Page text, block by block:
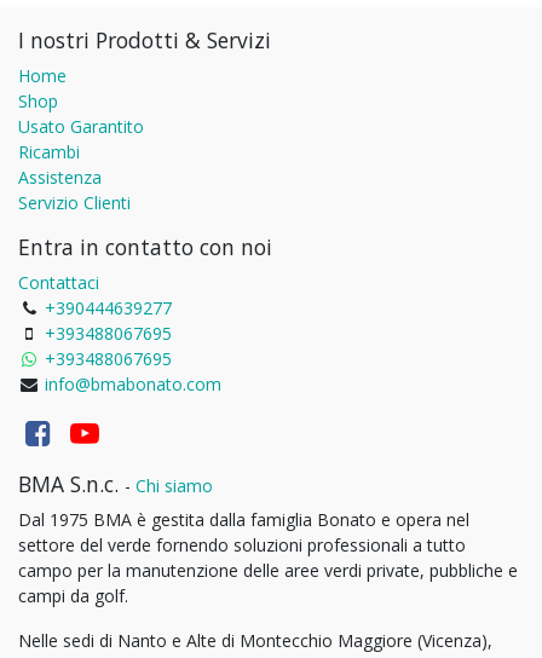
I nostri Prodotti & Servizi
Home
Shop
Usato Garantito
Ricambi
Assistenza
Servizio Clienti
Entra in contatto con noi
Contattaci
+390444639277
+393488067695
+393488067695
info@bmabonato.com
BMA S.n.c. - Chi siamo
Dal 1975 BMA è gestita dalla famiglia Bonato e opera nel
settore del verde fornendo soluzioni professionali a tutto
campo per la manutenzione delle aree verdi private, pubbliche e
campi da golf.
Nelle sedi di Nanto e Alte di Montecchio Maggiore (Vicenza),